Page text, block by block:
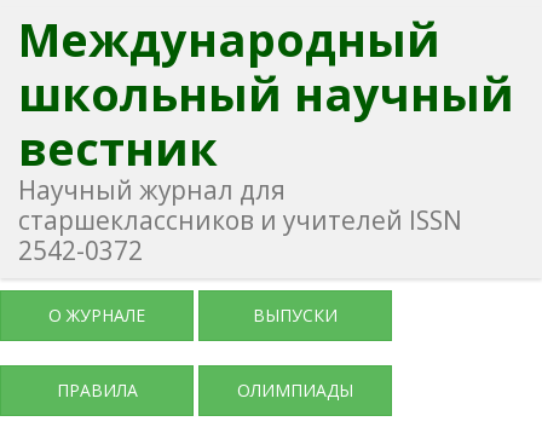
Международный
школьный научный
вестник
Научный журнал для
старшеклассников и учителей ISSN
2542-0372
О ЖУРНАЛЕ ВЫПУСКИ
ПРАВИЛА ОЛИМПИАДЫ